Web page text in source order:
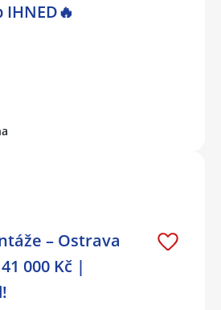
– Ostrava
000 Kč |